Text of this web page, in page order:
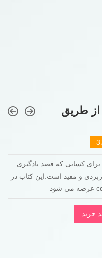
طریق
کسانی که قصد یادگیری
و مفید است.این کتاب در
خرید